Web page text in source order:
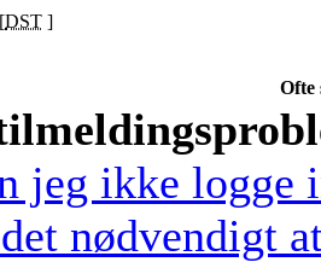
DST ]
Ofte
jeg ikke logge
nødvendigt